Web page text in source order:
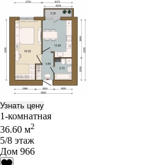
Узнать цену
1-комнатная
36.60 м2
5/8 этаж
Дом 966